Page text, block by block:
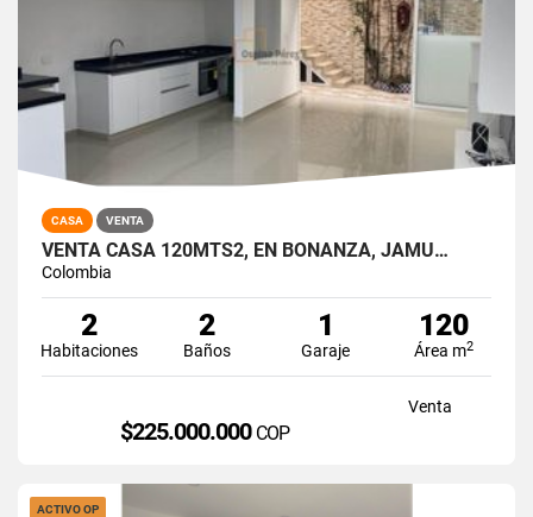
CASA VENTA
VENTA CASA 120MTS2, EN BONANZA, JAMU…
Colombia
2
Habitaciones
2
Baños
1
Garaje
120
Área m2
Venta
$225.000.000 COP
ACTIVO OP